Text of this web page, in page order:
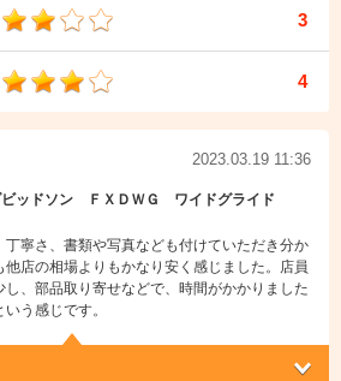
3
4
2023.03.19 11:36
ビッドソン ＦＸＤＷＧ ワイドグライド
丁寧さ、書類や写真なども付けていただき分か
他店の相場よりもかなり安く感じました。店員
、部品取り寄せなどで、時間がかかりました
う感じです。